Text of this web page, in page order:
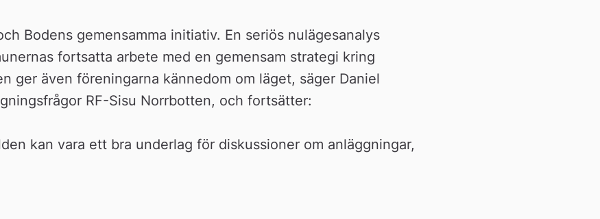
Bodens gemensamma initiativ. En seriös nulägesanalys
fortsatta arbete med en gemensam strategi kring
ger även föreningarna kännedom om läget, säger Daniel
RF-Sisu Norrbotten, och fortsätter:
kan vara ett bra underlag för diskussioner om anläggningar,